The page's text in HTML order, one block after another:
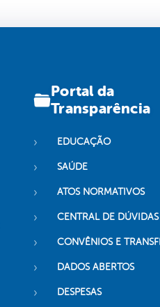
Portal da
Transparência
EDUCAÇÃO
SAÚDE
ATOS NORMATIVOS
CENTRAL DE DÚVIDAS
CONVÊNIOS E
DADOS ABERTOS
DESPESAS